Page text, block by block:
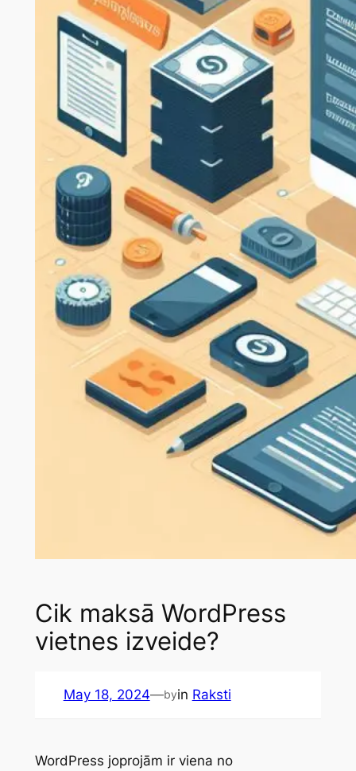
Cik maksā WordPress
vietnes izveide?
May 18, 2024—byin Raksti
WordPress joprojām ir viena no